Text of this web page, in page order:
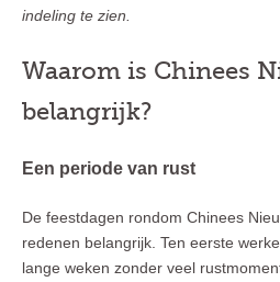
indeling te zien.
Waarom is Chinees
belangrijk?
Een periode van rust
De feestdagen rondom Chinees
redenen belangrijk. Ten eerste
lange weken zonder veel